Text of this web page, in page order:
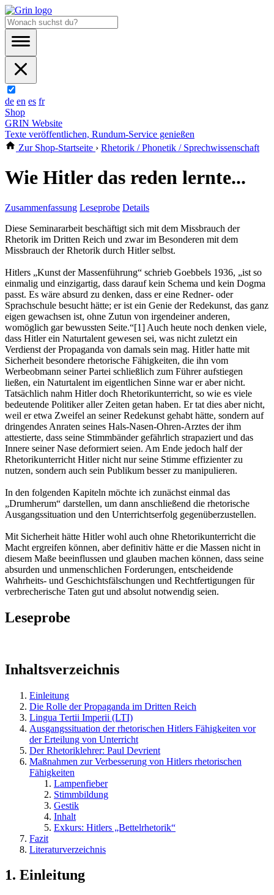
de en es fr
Shop
GRIN Website
Texte veröffentlichen, Rundum-Service genießen
Zur Shop-Startseite › Rhetorik / Phonetik / Sprechwissenschaft
Wie Hitler das reden lernte...
Zusammenfassung Leseprobe Details
Diese Seminararbeit beschäftigt sich mit dem Missbrauch der
Rhetorik im Dritten Reich und zwar im Besonderen mit dem
Missbrauch der Rhetorik durch Hitler selbst.
Hitlers „Kunst der Massenführung“ schrieb Goebbels 1936, „ist so
einmalig und einzigartig, dass darauf kein Schema und kein Dogma
passt. Es wäre absurd zu denken, dass er eine Redner- oder
Sprachschule besucht hätte; er ist ein Genie der Redekunst, das ganz
eigen gewachsen ist, ohne Zutun von irgendeiner anderen,
womöglich gar bewussten Seite.“[1] Auch heute noch denken viele,
dass Hitler ein Naturtalent gewesen sei, was nicht zuletzt ein
Verdienst der Propaganda von damals sein mag. Hitler hatte mit
Sicherheit besondere rhetorische Fähigkeiten, die ihn vom
Werbeobmann seiner Partei schließlich zum Führer aufstiegen
ließen, ein Naturtalent im eigentlichen Sinne war er aber nicht.
Tatsächlich nahm Hitler doch Rhetorikunterricht, so wie es viele
bedeutende Politiker aller Zeiten getan haben. Er tat dies aber nicht,
weil er etwa Zweifel an seiner Redekunst gehabt hätte, sondern auf
dringendes Anraten seines Hals-Nasen-Ohren-Arztes der ihm
attestierte, dass seine Stimmbänder gefährlich strapaziert und das
Innere seiner Nase deformiert seien. Am Ende jedoch half der
Rhetorikunterricht Hitler nicht nur seine Stimme effizienter zu
nutzen, sondern auch sein Publikum besser zu manipulieren.
In den folgenden Kapiteln möchte ich zunächst einmal das
„Drumherum“ darstellen, um dann anschließend die rhetorische
Ausgangssituation und den Unterrichtserfolg gegenüberzustellen.
Mit Sicherheit hätte Hitler wohl auch ohne Rhetorikunterricht die
Macht ergreifen können, aber definitiv hätte er die Massen nicht in
diesem Maße beeinflussen und glauben machen können, dass seine
absurden und unmenschlichen Forderungen, entscheidende
Wahrheits- und Geschichtsfälschungen und Rechtfertigungen für
verbrecherische Taten gut und absolut notwendig seien.
Leseprobe
Inhaltsverzeichnis
Einleitung
Die Rolle der Propaganda im Dritten Reich
Lingua Tertii Imperii (LTI)
Ausgangssituation der rhetorischen Hitlers Fähigkeiten vor
der Erteilung von Unterricht
Der Rhetoriklehrer: Paul Devrient
Maßnahmen zur Verbesserung von Hitlers rhetorischen
Fähigkeiten
Lampenfieber
Stimmbildung
Gestik
Inhalt
Exkurs: Hitlers „Bettelrhetorik“
Fazit
Literaturverzeichnis
1. Einleitung